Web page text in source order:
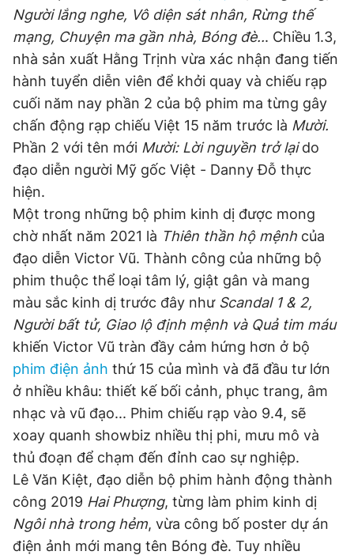
Thông tin tòa soạn Liên hệ quảng cáo
Đọc Thanh Niên trên điện thoại
Theo dõi báo trên
Hotline
0906 645 777
Liên hệ quảng cáo
0908 780 404
Đặt báo Quảng cáo RSS Tòa soạn Chính sách bảo
Tổng biên tập: Nguyễn Ngọc Toàn
Phó tổng biên tập thường trực: Hải Thành
Phó tổng biên tập: Lâm Hiếu Dũng
Phó tổng biên tập: Trần Việt Hưng
Tổng thư ký tòa soạn: Đức Trung
Giấy phép xuất bản số 110/GP - BTTTT cấp ngày 24.3.2020
© 2003-2026 Bản quyền thuộc về Báo Thanh Niên. Cấm sao
chép dưới mọi hình thức nếu không có sự chấp thuận bằng văn
bản. Phát triển bởi ePi Technologies, JSC.
Người lắng nghe, Vô diện sát nhân, Rừng thế
mạng, Chuyện ma gần nhà, Bóng đè... Chiều 1.3,
nhà sản xuất Hằng Trịnh vừa xác nhận đang tiến
hành tuyển diễn viên để khởi quay và chiếu rạp
cuối năm nay phần 2 của bộ phim ma từng gây
chấn động rạp chiếu Việt 15 năm trước là Mười.
Phần 2 với tên mới Mười: Lời nguyền trở lạido
đạo diễn người Mỹ gốc Việt - Danny Đỗ thực
hiện.
Một trong những bộ phim kinh dị được mong
chờ nhất năm 2021 là Thiên thần hộ mệnh của
đạo diễn Victor Vũ. Thành công của những bộ
phim thuộc thể loại tâm lý, giật gân và mang
màu sắc kinh dị trước đây như Scandal 1 & 2,
Người bất tử, Giao lộ định mệnh và Quả tim máu
khiến Victor Vũ tràn đầy cảm hứng hơn ở bộ
phim điện ảnh thứ 15 của mình và đã đầu tư lớn
ở nhiều khâu: thiết kế bối cảnh, phục trang, âm
nhạc và vũ đạo... Phim chiếu rạp vào 9.4, sẽ
xoay quanh showbiz nhiều thị phi, mưu mô và
thủ đoạn để chạm đến đỉnh cao sự nghiệp.
Lê Văn Kiệt, đạo diễn bộ phim hành động thành
công 2019 Hai Phượng, từng làm phim kinh dị
Ngôi nhà trong hẻm, vừa công bố poster dự án
điện ảnh mới mang tên Bóng đè. Tuy nhiều